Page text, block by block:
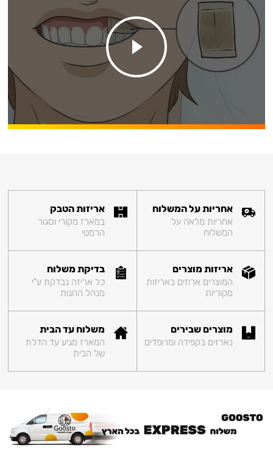
אחריות על המשלוח
אחריות מלאה על
המשלוח
אריזות הטבק
במארז מקורי וסגור
הרמטי
אריזות מוצרים
המוצרים ארוזים באריזות
מקוריות
בדיקת משלוח
כל אריזה נבדקת ע"י
מנהל החנות
מוצרים שבירים
נארזים בקפידה ומרופדים
משלוח עד הבית
המארז מגיע עד הדלת
של הבית